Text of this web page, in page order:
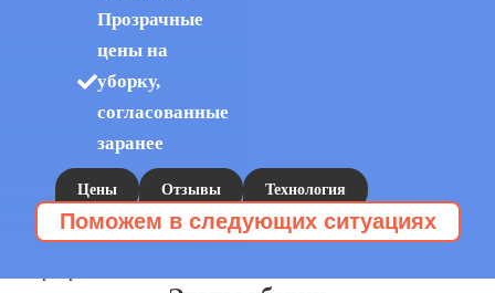
Прозрачные
цены на
уборку,
согласованные
заранее
Цены Отзывы Технология
Поможем в следующих ситуациях